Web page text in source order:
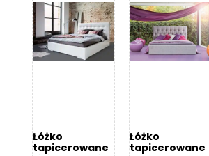
Łóżko
tapicerowane
Łóżko
tapicerowane